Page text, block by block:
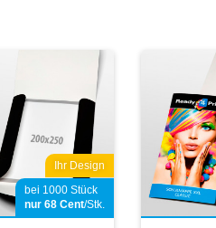
Ihr Design
bei 1000 Stück
nur 68 Cent/Stk.